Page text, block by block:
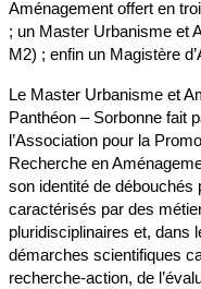
Aménagement offert en
; un Master Urbanisme et
M2) ; enfin un Magistère
Le Master Urbanisme et
Panthéon – Sorbonne fait
l’Association pour la
Recherche en
son identité de débouchés
caractérisés par des
pluridisciplinaires et, dans
démarches scientifiques
recherche-action, de